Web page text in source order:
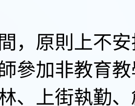
，原則上不
參加非教育
、上街執勤